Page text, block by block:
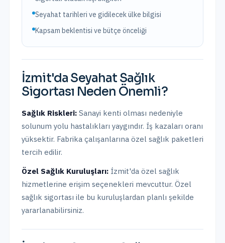
Seyahat tarihleri ve gidilecek ülke bilgisi
Kapsam beklentisi ve bütçe önceliği
İzmit'da Seyahat Sağlık
Sigortası Neden Önemli?
Sağlık Riskleri: Sanayi kenti olması nedeniyle
solunum yolu hastalıkları yaygındır. İş kazaları oranı
yüksektir. Fabrika çalışanlarına özel sağlık paketleri
tercih edilir.
Özel Sağlık Kuruluşları: İzmit'da özel sağlık
hizmetlerine erişim seçenekleri mevcuttur. Özel
sağlık sigortası ile bu kuruluşlardan planlı şekilde
yararlanabilirsiniz.